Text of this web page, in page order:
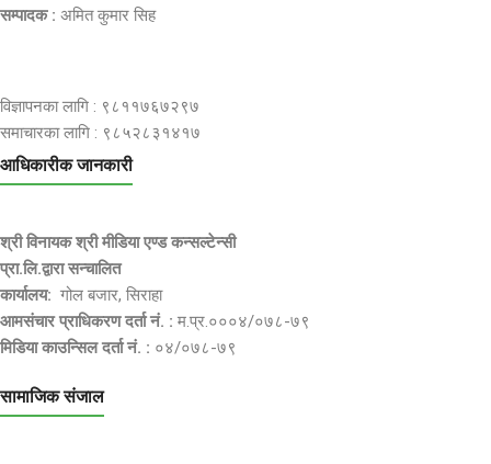
सम्पादक : अमित कुमार सिह
विज्ञापनका लागि : ९८११७६७२९७
समाचारका लागि : ९८५२८३१४१७
आधिकारीक जानकारी
श्री विनायक श्री मीडिया एण्ड कन्सल्टेन्सी
प्रा.लि.द्वारा सन्चालित
कार्यालय: गोल बजार, सिराहा
आमसंचार प्राधिकरण दर्ता नं. : म.प्र.०००४/०७८-७९
मिडिया काउन्सिल दर्ता नं. : ०४/०७८-७९
सामाजिक संजाल